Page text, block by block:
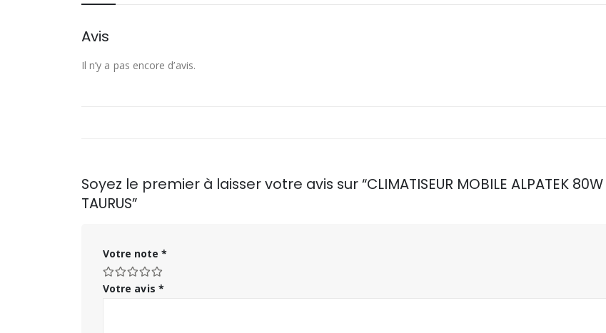
Avis
Il n’y a pas encore d’avis.
Soyez le premier à laisser votre avis sur “CLIMATISEUR MOBILE ALPATEK 80W
TAURUS”
Votre note *
Votre avis *